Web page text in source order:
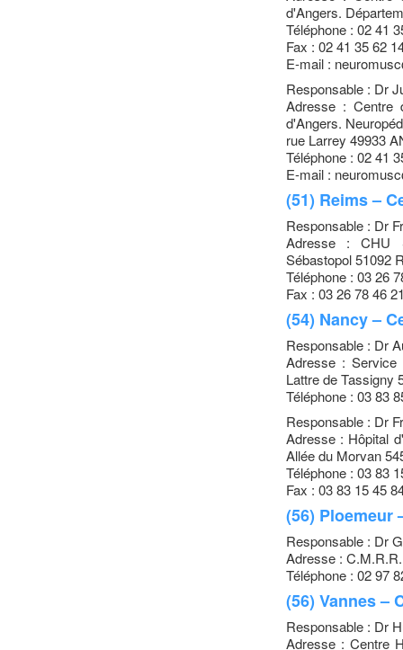
d'Angers.
Téléphone : 02 41
Fax : 02 41 35 62
E-mail :
Responsable : Dr
Adresse : Centre
d'Angers.
rue Larrey 49933
Téléphone : 02 41
E-mail :
(51) Reims –
Responsable : Dr
Adresse : CHU
Sébastopol 51092
Téléphone : 03 26
Fax : 03 26 78 46
(54) Nancy –
Responsable : Dr
Adresse : Service
Lattre de Tassigny
Téléphone : 03 83
Responsable : Dr
Adresse : Hôpital
Allée du Morvan
Téléphone : 03 83
Fax : 03 83 15 45
(56) Ploemeur
Responsable : Dr
Adresse :
Téléphone : 02 97
(56) Vannes –
Responsable : Dr
Adresse : Centre